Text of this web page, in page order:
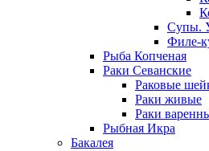
Супы.
Филе-
Рыба Копченая
Раки Севанские
Раковые
Раки живые
Раки
Рыбная Икра
Бакалея